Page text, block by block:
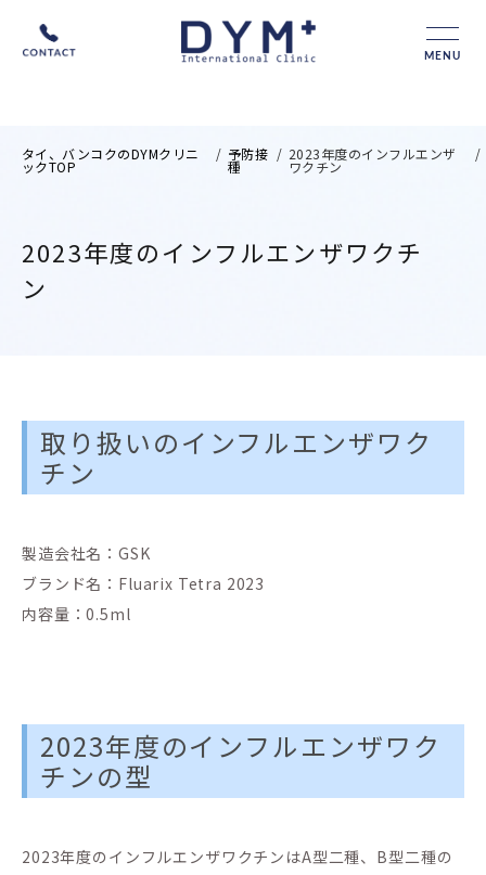
MENU
タイ、バンコクのDYMクリニ
ックTOP
/ 予防接
種
/ 2023年度のインフルエンザ
ワクチン
/
2023年度のインフルエンザワクチ
ン
取り扱いのインフルエンザワク
チン
製造会社名：GSK
ブランド名：Fluarix Tetra 2023
内容量：0.5ml
2023年度のインフルエンザワク
チンの型
2023年度のインフルエンザワクチンはA型二種、B型二種の